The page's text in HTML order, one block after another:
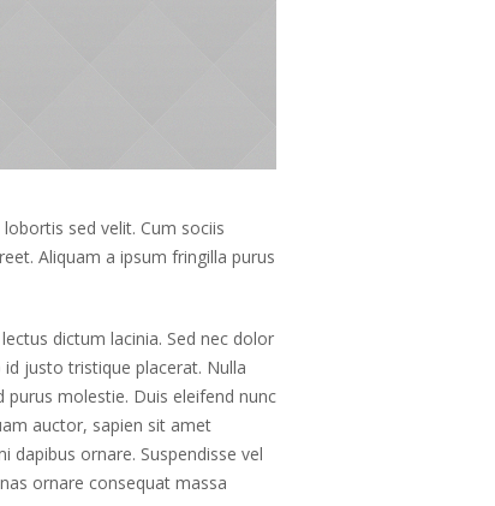
sed velit. Cum sociis
Aliquam a ipsum fringilla purus
dictum lacinia. Sed nec dolor
justo tristique placerat. Nulla
molestie. Duis eleifend nunc
auctor, sapien sit amet
ornare. Suspendisse vel
ornare consequat massa